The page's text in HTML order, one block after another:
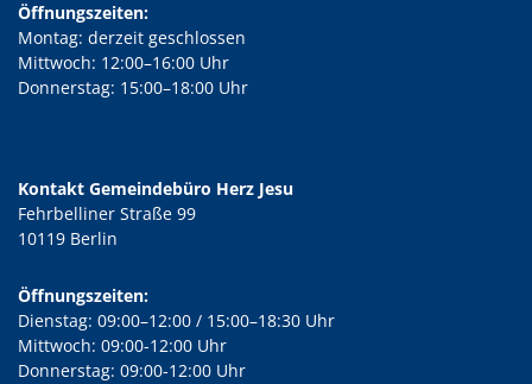
Öffnungszeiten:
Montag: derzeit geschlossen
Mittwoch: 12:00–16:00 Uhr
Donnerstag: 15:00–18:00 Uhr
Kontakt Gemeindebüro Herz Jesu
Fehrbelliner Straße 99
10119 Berlin
Öffnungszeiten:
Dienstag: 09:00–12:00 / 15:00–18:30 Uhr
Mittwoch: 09:00-12:00 Uhr
Donnerstag: 09:00-12:00 Uhr